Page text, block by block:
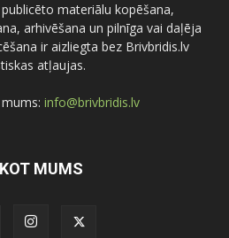
publicēto materiālu kopēšana,
arhivēšana un pilnīga vai daļēja
ir aizliegta bez Brivbridis.lv
atļaujas.
info@brivbridis.lv
MUMS